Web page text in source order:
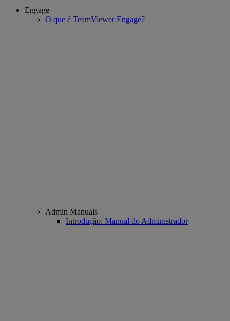
Engage
O que é TeamViewer Engage?
Admin Manuals
Introdução: Manual do Administrador